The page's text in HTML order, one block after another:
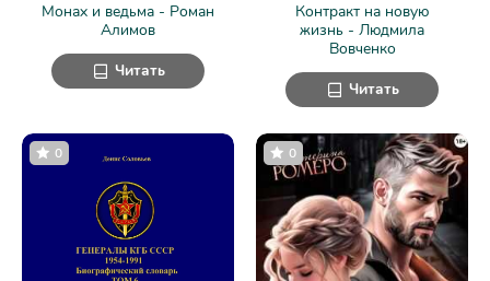
Монах и ведьма - Роман
Алимов
Читать
Контракт на новую
жизнь - Людмила
Вовченко
Читать
0 0